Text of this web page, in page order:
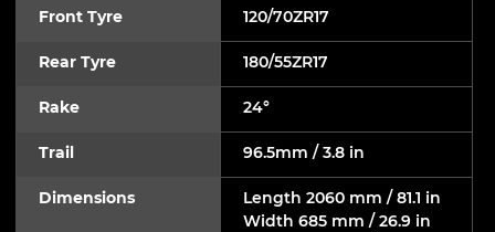
Front Tyre 120/70ZR17
Rear Tyre 180/55ZR17
Rake 24°
Trail 96.5mm / 3.8 in
Dimensions
Length 2060 mm / 81.1 in
Width 685 mm / 26.9 in